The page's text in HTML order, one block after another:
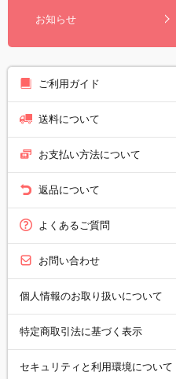
お知らせ
ご利用ガイド
送料について
お支払い方法について
返品について
よくあるご質問
お問い合わせ
個人情報のお取り扱いについて
特定商取引法に基づく表示
セキュリティと利用環境について